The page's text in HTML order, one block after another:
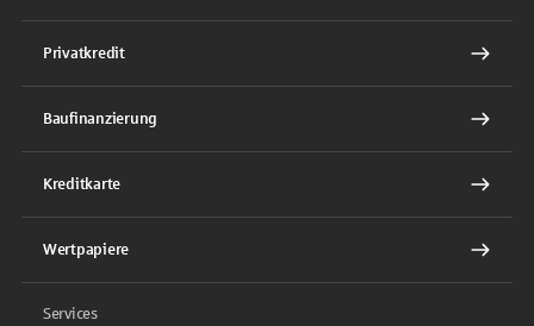
Privatkredit
Baufinanzierung
Kreditkarte
Wertpapiere
Services